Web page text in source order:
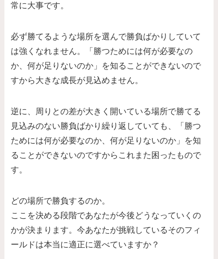
常に大事です。
必ず勝てるような場所を選んで勝負ばかりしていて
は強くなれません。「勝つためには何が必要なの
か、何が足りないのか」を知ることができないので
すから大きな成長が見込めません。
逆に、周りとの差が大きく開いている場所で勝てる
見込みのない勝負ばかり繰り返していても、「勝つ
ためには何が必要なのか、何が足りないのか」を知
ることができないのですからこれまた困ったもので
す。
どの場所で勝負するのか。
ここを決める段階であなたが今後どうなっていくの
かが決まります。今あなたが挑戦しているそのフィ
ールドは本当に適正に選べていますか？